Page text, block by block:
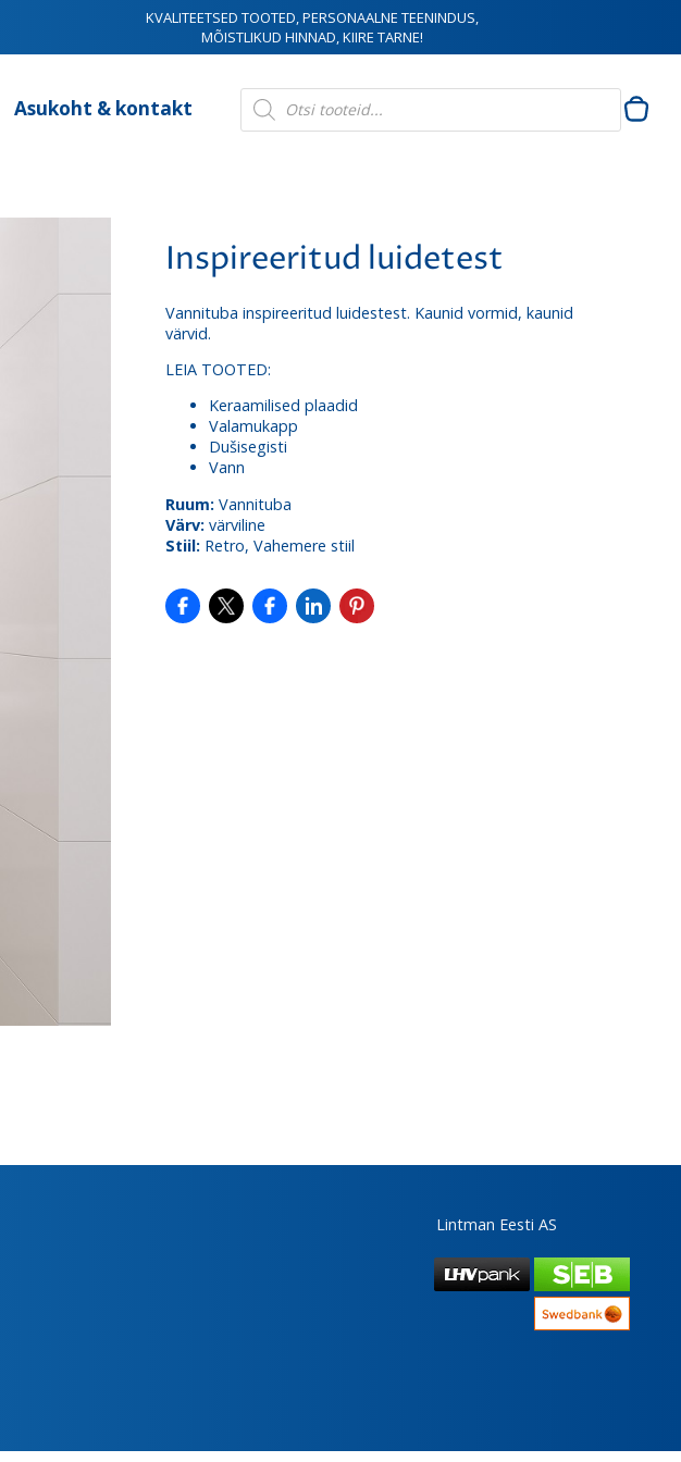
KVALITEETSED TOOTED, PERSONAALNE TEENINDUS,
MÕISTLIKUD HINNAD, KIIRE TARNE!
Asukoht & kontakt
Products
search
Inspireeritud luidetest
Vannituba inspireeritud luidestest. Kaunid vormid, kaunid
värvid.
LEIA TOOTED:
Keraamilised plaadid
Valamukapp
Dušisegisti
Vann
Ruum: Vannituba
Värv: värviline
Stiil: Retro, Vahemere stiil
Lintman Eesti AS